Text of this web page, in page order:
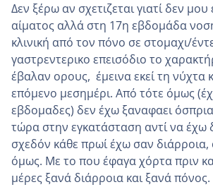
Δεν ξέρω αν σχετιζεται γιατί δεν
αίματος αλλά στη 17η εβδομάδα
κλινική από τον πόνο σε στομαχι/
γαστρεντερικο επεισόδιο το
έβαλαν ορους, έμεινα εκεί τη νύχτα
επόμενο μεσημέρι. Από τότε όμως
εβδομαδες) δεν έχω ξαναφαει
τώρα στην εγκατάσταση αντί να έχω
σχεδόν κάθε πρωί έχω σαν διάρροια,
όμως. Με το που έφαγα χόρτα πριν
μέρες ξανά διάρροια και ξανά πόνος.